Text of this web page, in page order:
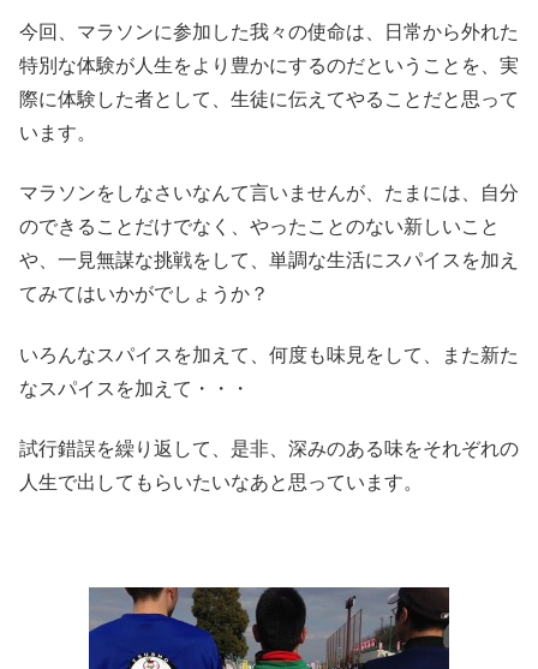
今回、マラソンに参加した我々の使命は、日常から外れた
特別な体験が人生をより豊かにするのだということを、実
際に体験した者として、生徒に伝えてやることだと思って
います。
マラソンをしなさいなんて言いませんが、たまには、自分
のできることだけでなく、やったことのない新しいこと
や、一見無謀な挑戦をして、単調な生活にスパイスを加え
てみてはいかがでしょうか？
いろんなスパイスを加えて、何度も味見をして、また新た
なスパイスを加えて・・・
試行錯誤を繰り返して、是非、深みのある味をそれぞれの
人生で出してもらいたいなあと思っています。